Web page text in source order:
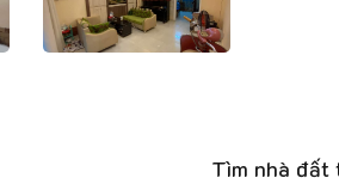
Tìm nhà đất